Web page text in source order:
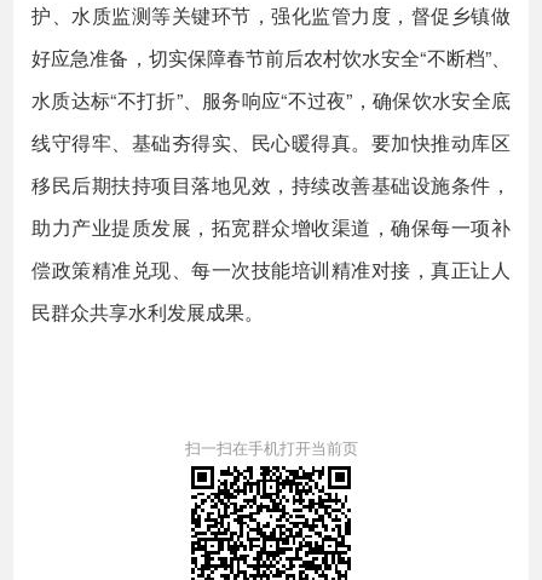
护、水质监测等关键环节，强化监管力度，督促乡镇做
好应急准备，切实保障春节前后农村饮水安全“不断档”、
水质达标“不打折”、服务响应“不过夜”，确保饮水安全底
线守得牢、基础夯得实、民心暖得真。要加快推动库区
移民后期扶持项目落地见效，持续改善基础设施条件，
助力产业提质发展，拓宽群众增收渠道，确保每一项补
偿政策精准兑现、每一次技能培训精准对接，真正让人
民群众共享水利发展成果。
扫一扫在手机打开当前页